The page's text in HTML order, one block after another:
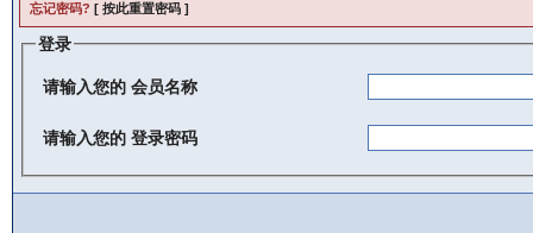
忘记密码? [ 按此重置密码 ]
登录
请输入您的会员名称
请输入您的登录密码